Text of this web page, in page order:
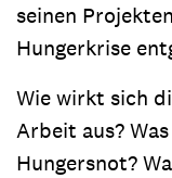
seinen
Hungerkrise
Wie wirkt sich
Arbeit aus?
Hungersnot?